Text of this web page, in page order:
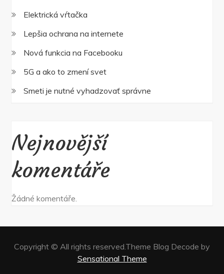
Elektrická vŕtačka
Lepšia ochrana na internete
Nová funkcia na Facebooku
5G a ako to zmení svet
Smeti je nutné vyhadzovať správne
Nejnovější
komentáře
Žádné komentáře.
Copyright © All rights reserved.Theme Blog Decode by
Sensational Theme